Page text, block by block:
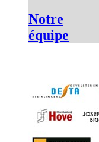
Notre
équipe